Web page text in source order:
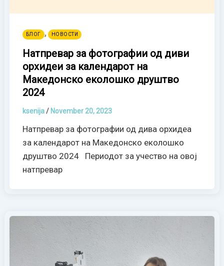
БЛОГ , НОВОСТИ
Натпревар за фотографии од диви
орхидеи за календарот на
Македонско еколошко друштво
2024
ksenija/ November 20, 2023
Натпревар за фотографии од дива орхидеа
за календарот на Македонско еколошко
друштво 2024 Периодот за учество на овој
натпревар